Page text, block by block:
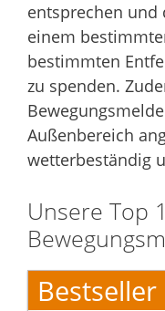
entsprechen und
einem
bestimmten
zu spenden.
Außenbereich
wetterbeständig
Unsere Top
Bestseller